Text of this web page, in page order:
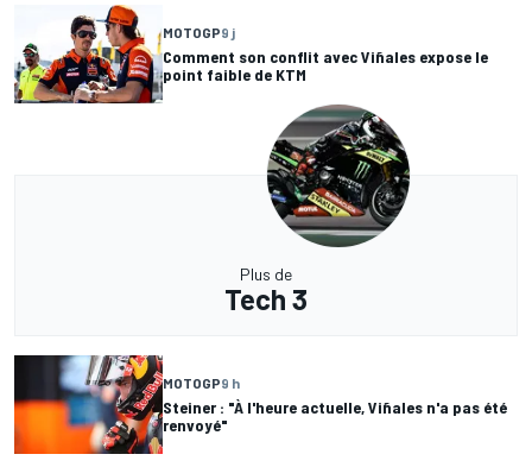
MOTOGP9 j
Comment son conflit avec Viñales expose le
point faible de KTM
Plus de
Tech 3
MOTOGP9 h
Steiner : "À l'heure actuelle, Viñales n'a pas été
renvoyé"